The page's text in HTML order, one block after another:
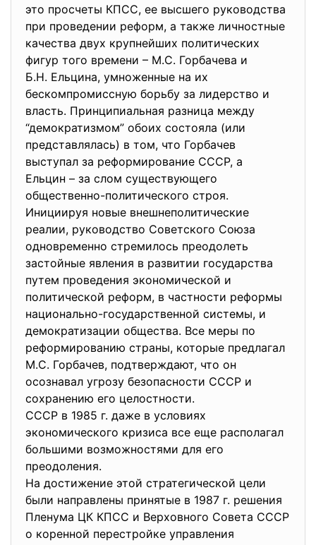
это просчеты КПСС, ее высшего руководства
при проведении реформ, а также личностные
качества двух крупнейших политических
фигур того времени – М.С. Горбачева и
Б.Н. Ельцина, умноженные на их
бескомпромиссную борьбу за лидерство и
власть. Принципиальная разница между
“демократизмом” обоих состояла (или
представлялась) в том, что Горбачев
выступал за реформирование СССР, а
Ельцин – за слом существующего
общественно-политического строя.
Инициируя новые внешнеполитические
реалии, руководство Советского Союза
одновременно стремилось преодолеть
застойные явления в развитии государства
путем проведения экономической и
политической реформ, в частности реформы
национально-государственной системы, и
демократизации общества. Все меры по
реформированию страны, которые предлагал
М.С. Горбачев, подтверждают, что он
осознавал угрозу безопасности СССР и
сохранению его целостности.
СССР в 1985 г. даже в условиях
экономического кризиса все еще располагал
большими возможностями для его
преодоления.
На достижение этой стратегической цели
были направлены принятые в 1987 г. решения
Пленума ЦК КПСС и Верховного Совета СССР
о коренной перестройке управления